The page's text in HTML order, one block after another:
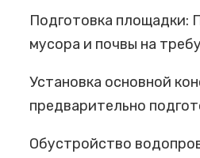
Подготовка площадки:
мусора и почвы на
Установка основной
предварительно
Обустройство